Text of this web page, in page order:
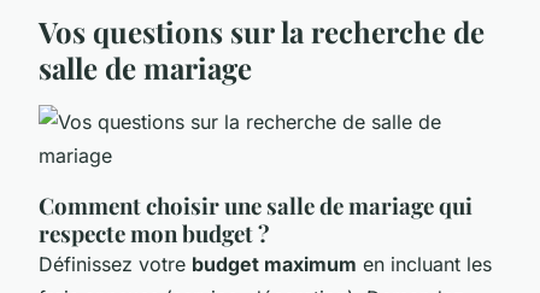
Vos questions sur la recherche de
salle de mariage
Comment choisir une salle de mariage qui
respecte mon budget ?
Définissez votre budget maximum en incluant les